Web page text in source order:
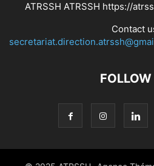
ATRSSH ATRSSH https://
Contact